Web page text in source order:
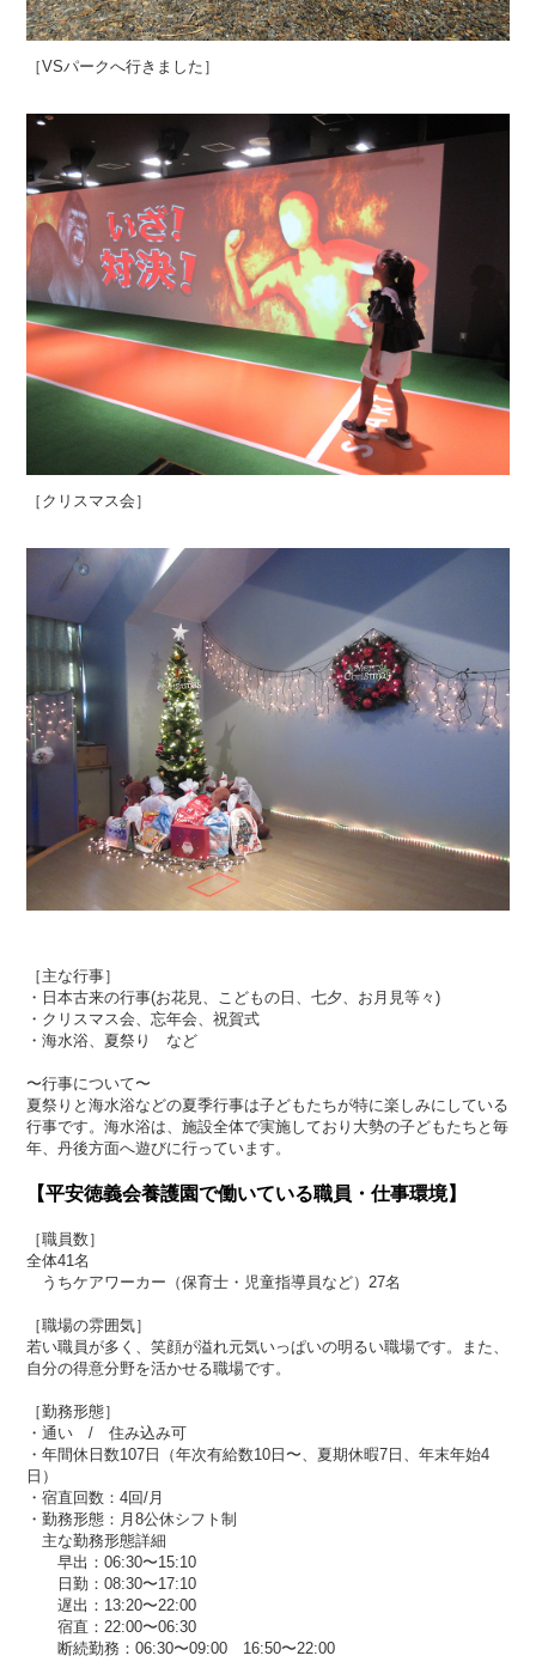
［VSパークへ行きました］
［クリスマス会］
［主な行事］
・日本古来の行事(お花見、こどもの日、七夕、お月見等々)
・クリスマス会、忘年会、祝賀式
・海水浴、夏祭り など
〜行事について〜
夏祭りと海水浴などの夏季行事は子どもたちが特に楽しみにしている
行事です。海水浴は、施設全体で実施しており大勢の子どもたちと毎
年、丹後方面へ遊びに行っています。
【平安徳義会養護園で働いている職員・仕事環境】
［職員数］
全体41名
うちケアワーカー（保育士・児童指導員など）27名
［職場の雰囲気］
若い職員が多く、笑顔が溢れ元気いっぱいの明るい職場です。また、
自分の得意分野を活かせる職場です。
［勤務形態］
・通い / 住み込み可
・年間休日数107日（年次有給数10日〜、夏期休暇7日、年末年始4
日）
・宿直回数：4回/月
・勤務形態：月8公休シフト制
主な勤務形態詳細
早出：06:30〜15:10
日勤：08:30〜17:10
遅出：13:20〜22:00
宿直：22:00〜06:30
断続勤務：06:30〜09:00 16:50〜22:00